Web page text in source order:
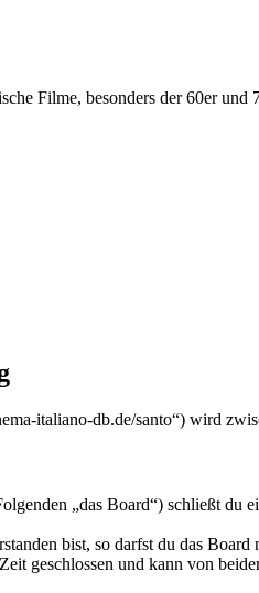
Filme, besonders der 60er und
italiano-db.de/santo“) wird
„das Board“) schließt du
bist, so darfst du das
geschlossen und kann von